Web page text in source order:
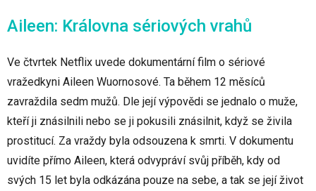
Aileen: Královna sériových vrahů
Ve čtvrtek Netflix uvede dokumentární film o sériové
vražedkyni Aileen Wuornosové. Ta během 12 měsíců
zavraždila sedm mužů. Dle její výpovědi se jednalo o muže,
kteří ji znásilnili nebo se ji pokusili znásilnit, když se živila
prostitucí. Za vraždy byla odsouzena k smrti. V dokumentu
uvidíte přímo Aileen, která odvypráví svůj příběh, kdy od
svých 15 let byla odkázána pouze na sebe, a tak se její život